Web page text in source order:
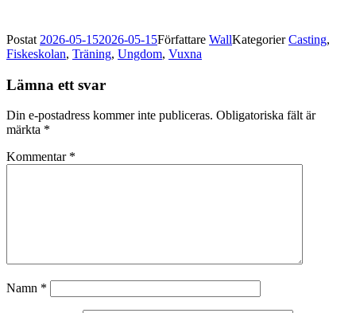
Postat 2026-05-152026-05-15Författare WallKategorierCasting,
Fiskeskolan, Träning, Ungdom, Vuxna
Lämna ett svar
Din e-postadress kommer inte publiceras. Obligatoriska fält är
märkta *
Kommentar *
Namn *